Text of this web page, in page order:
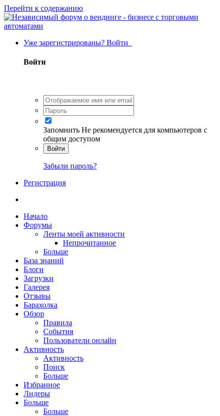
Перейти к содержанию
Уже зарегистрированы? Войти
Войти
Запомнить Не рекомендуется для компьютеров с
общим доступом
Войти
Забыли пароль?
Регистрация
Начало
Форумы
Ленты моей активности
Непрочитанное
Больше
База знаний
Блоги
Загрузки
Галерея
Отзывы
Барахолка
Обзор
Правила
События
Пользователи онлайн
Активность
Активность
Поиск
Больше
Избранное
Лидеры
Больше
Больше